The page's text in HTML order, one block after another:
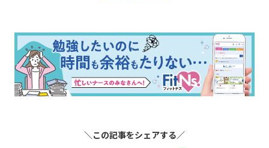
＼この記事をシェアする／